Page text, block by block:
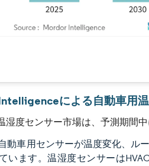
による自動車用
湿度センサー市場は、予測期間
動車用センサーが温度変化、ル
います。温湿度センサーは